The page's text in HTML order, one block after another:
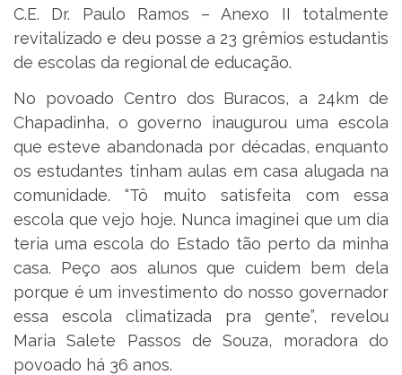
C.E. Dr. Paulo Ramos – Anexo II totalmente
revitalizado e deu posse a 23 grêmios estudantis
de escolas da regional de educação.
No povoado Centro dos Buracos, a 24km de
Chapadinha, o governo inaugurou uma escola
que esteve abandonada por décadas, enquanto
os estudantes tinham aulas em casa alugada na
comunidade. “Tô muito satisfeita com essa
escola que vejo hoje. Nunca imaginei que um dia
teria uma escola do Estado tão perto da minha
casa. Peço aos alunos que cuidem bem dela
porque é um investimento do nosso governador
essa escola climatizada pra gente”, revelou
Maria Salete Passos de Souza, moradora do
povoado há 36 anos.